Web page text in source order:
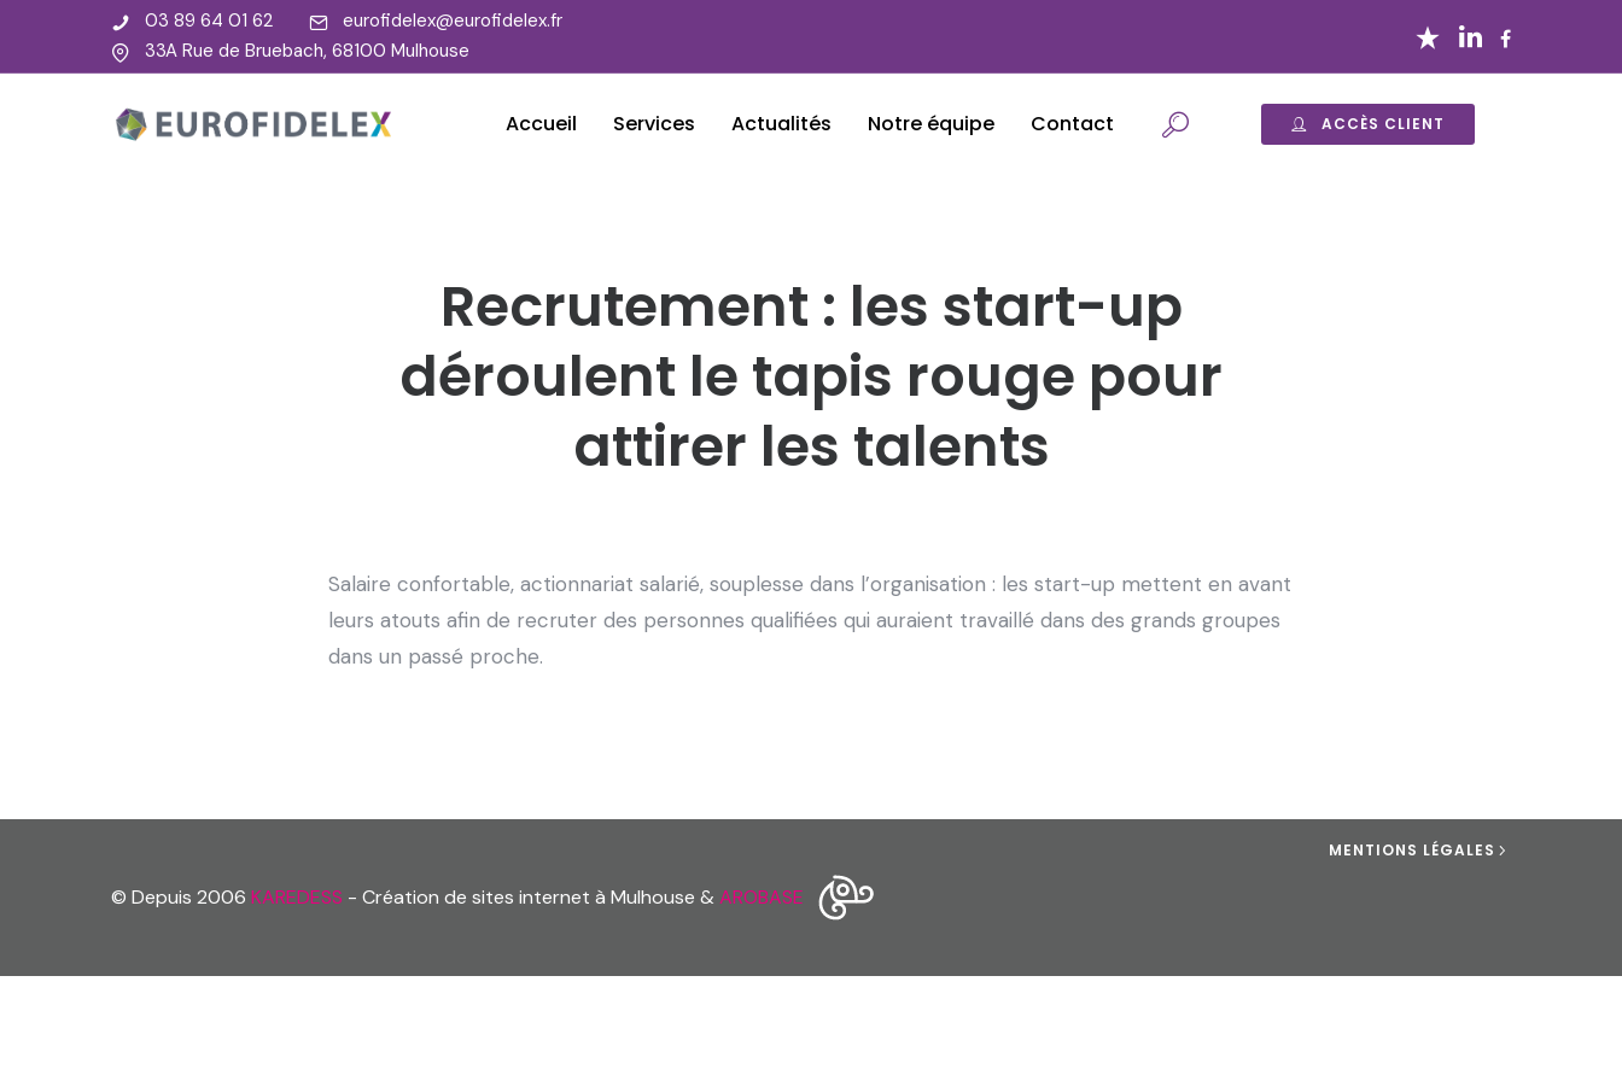
03 89 64 01 62
eurofidelex@eurofidelex.fr
33A Rue de Bruebach, 68100 Mulhouse
Accueil Services Actualités Notre équipe Contact ACCÈS CLIENT
Recrutement : les start-up
déroulent le tapis rouge pour
attirer les talents
Salaire confortable, actionnariat salarié, souplesse dans l’organisation : les start-up mettent en avant
leurs atouts afin de recruter des personnes qualifiées qui auraient travaillé dans des grands groupes
dans un passé proche.
© Depuis 2006 KAREDESS - Création de sites internet à Mulhouse & AROBASE
MENTIONS LÉGALES